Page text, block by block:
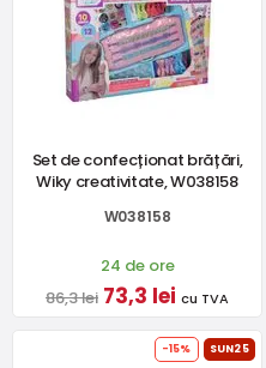
Set de confecționat brățări,
Wiky creativitate, W038158
W038158
24 de ore
86,3 lei 73,3 lei cu TVA
-15% SUN25